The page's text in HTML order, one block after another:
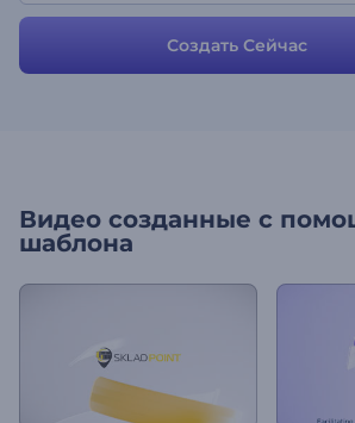
Создать Сейчас
Видео созданные с
шаблона